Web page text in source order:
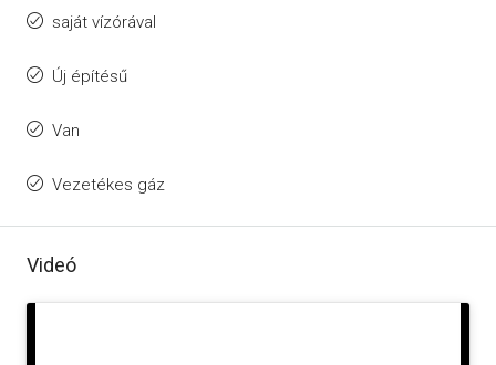
saját vízórával
Új építésű
Van
Vezetékes gáz
Videó